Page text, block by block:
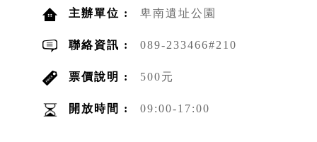
主辦單位 : 卑南遺址公園
聯絡資訊 : 089-233466#210
票價說明 : 500元
開放時間 : 09:00-17:00